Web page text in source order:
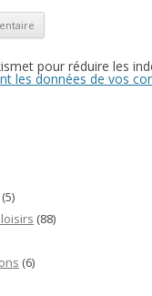
pour réduire les
les données de vos
(5)
(88)
(6)